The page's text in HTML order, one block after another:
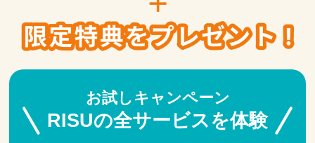
お試しキャンペーン
RISUの全サービスを体験